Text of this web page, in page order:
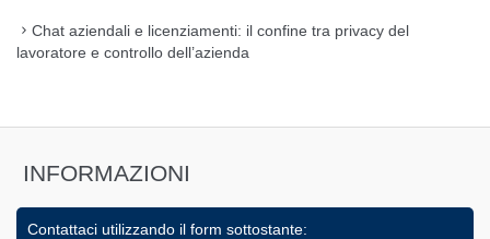
Chat aziendali e licenziamenti: il confine tra privacy del
lavoratore e controllo dell’azienda
INFORMAZIONI
Contattaci utilizzando il form sottostante: